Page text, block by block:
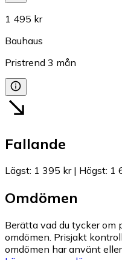
1 495 kr
Bauhaus
Pristrend 3 mån
Fallande
Lägst: 1 395 kr| Högst: 1
Omdömen
Berätta vad du tycker om
omdömen. Prisjakt
omdömen har använt